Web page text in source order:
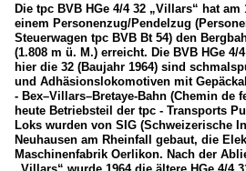
Die tpc BVB HGe 4/4 32 „Villars“ hat am
einem Personenzug/Pendelzug
Steuerwagen tpc BVB Bt 54) den
(1.808 m ü. M.) erreicht. Die BVB HGe 4/
hier die 32 (Baujahr 1964) sind
und Adhäsionslokomotiven mit
- Bex–Villars–Bretaye-Bahn (Chemin de
heute Betriebsteil der tpc - Transports
Loks wurden von SIG (Schweizerische
Neuhausen am Rheinfall gebaut, die
Maschinenfabrik Oerlikon. Nach der
„Villars“ wurde 1964 die ältere HGe 4/4